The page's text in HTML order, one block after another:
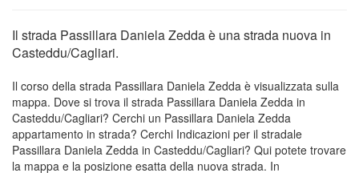
Il strada Passillara Daniela Zedda è una strada nuova in
Casteddu/Cagliari.
Il corso della strada Passillara Daniela Zedda è visualizzata sulla
mappa. Dove si trova il strada Passillara Daniela Zedda in
Casteddu/Cagliari? Cerchi un Passillara Daniela Zedda
appartamento in strada? Cerchi Indicazioni per il stradale
Passillara Daniela Zedda in Casteddu/Cagliari? Qui potete trovare
la mappa e la posizione esatta della nuova strada. In